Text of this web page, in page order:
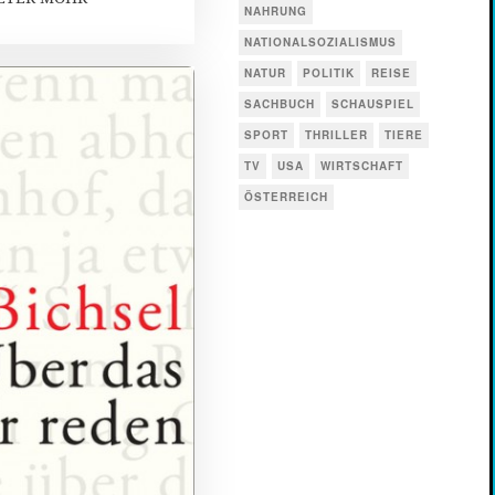
NAHRUNG
NATIONALSOZIALISMUS
NATUR
POLITIK
REISE
SACHBUCH
SCHAUSPIEL
SPORT
THRILLER
TIERE
TV
USA
WIRTSCHAFT
ÖSTERREICH